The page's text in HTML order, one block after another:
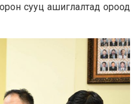
орон сууц ашиглалтад ороод